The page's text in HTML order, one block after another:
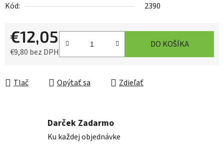
Kód:
2390
€12,05
€9,80 bez DPH
DO KOŠÍKA
Tlač Opýtať sa Zdieľať
Darček Zadarmo
Ku každej objednávke